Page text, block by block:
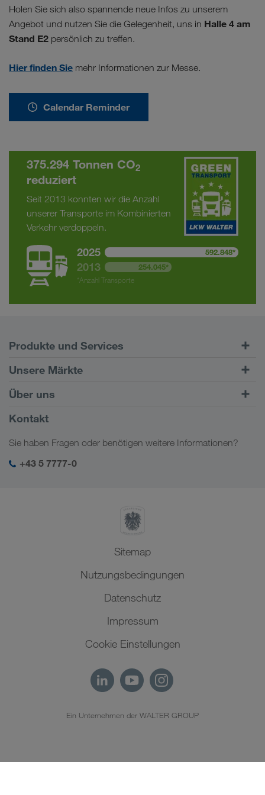
Holen Sie sich also spannende neue Infos zu unserem
Angebot und nutzen Sie die Gelegenheit, uns in Halle 4 am
Stand E2 persönlich zu treffen.
Hier finden Sie mehr Informationen zur Messe.
Calendar Reminder
375.294 Tonnen CO2
reduziert
Seit 2013 konnten wir die Anzahl
unserer Transporte im Kombinierten
Verkehr verdoppeln.
2025 592.848*
2013
254.045*
*Anzahl Transporte
Produkte und Services
Straßentransporte
Kundenportal CONNECT
Digitale Lösungen
Branchenlösungen
Unsere Märkte
Europa
Kaukasus
Zentralasien
Naher Osten
Über uns
Firmeninformation
Soziale Verantwortung
SHEQ-Management
Kontakt
Sie haben Fragen oder benötigen weitere Informationen?
+43 5 7777-0
Sitemap
Nutzungsbedingungen
Datenschutz
Impressum
Cookie Einstellungen
Ein Unternehmen der WALTER GROUP